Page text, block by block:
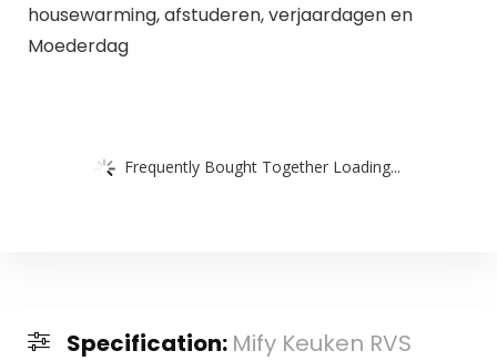
housewarming, afstuderen, verjaardagen en
Moederdag
Frequently Bought Together Loading...
Specification: Mify Keuken RVS